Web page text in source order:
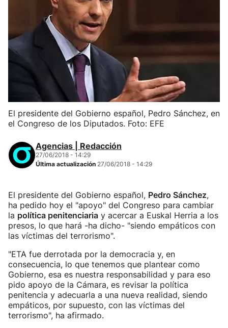
El presidente del Gobierno español, Pedro Sánchez, en
el Congreso de los Diputados. Foto: EFE
Agencias | Redacción
27/06/2018 - 14:29
Última actualización 27/06/2018 - 14:29
El presidente del Gobierno español, Pedro Sánchez,
ha pedido hoy el "apoyo" del Congreso para cambiar
la política penitenciaria y acercar a Euskal Herria a los
presos, lo que hará -ha dicho- "siendo empáticos con
las víctimas del terrorismo".
"ETA fue derrotada por la democracia y, en
consecuencia, lo que tenemos que plantear como
Gobierno, esa es nuestra responsabilidad y para eso
pido apoyo de la Cámara, es revisar la política
penitencia y adecuarla a una nueva realidad, siendo
empáticos, por supuesto, con las víctimas del
terrorismo", ha afirmado.